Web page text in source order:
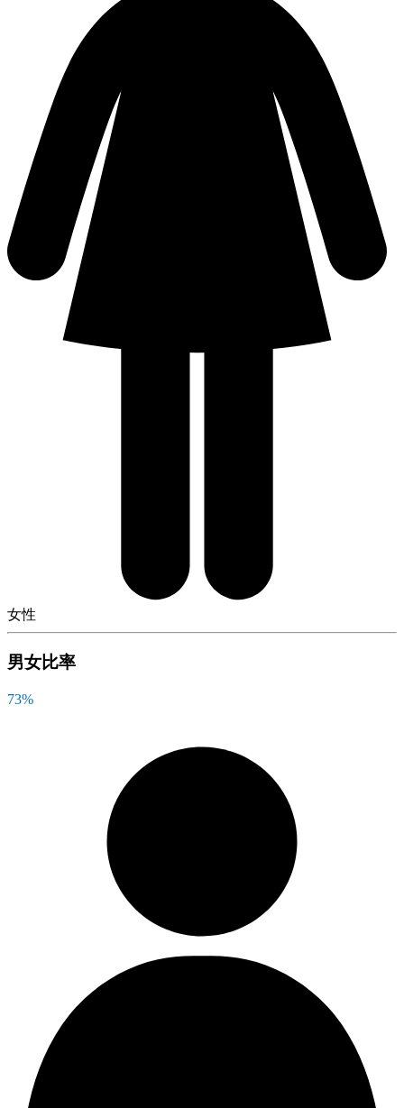
女性
男女比率
73%